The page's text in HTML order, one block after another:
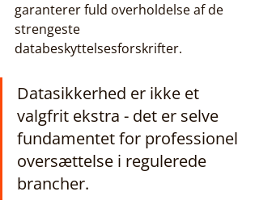
garanterer fuld overholdelse af de
strengeste
databeskyttelsesforskrifter.
Datasikkerhed er ikke et
valgfrit ekstra - det er selve
fundamentet for professionel
oversættelse i regulerede
brancher.